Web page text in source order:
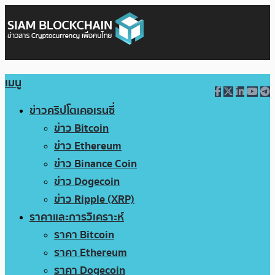
เมนู
ข่าวคริปโตเคอเรนซี่
ข่าว Bitcoin
ข่าว Ethereum
ข่าว Binance Coin
ข่าว Dogecoin
ข่าว Ripple (XRP)
ราคาและการวิเคราะห์
ราคา Bitcoin
ราคา Ethereum
ราคา Dogecoin